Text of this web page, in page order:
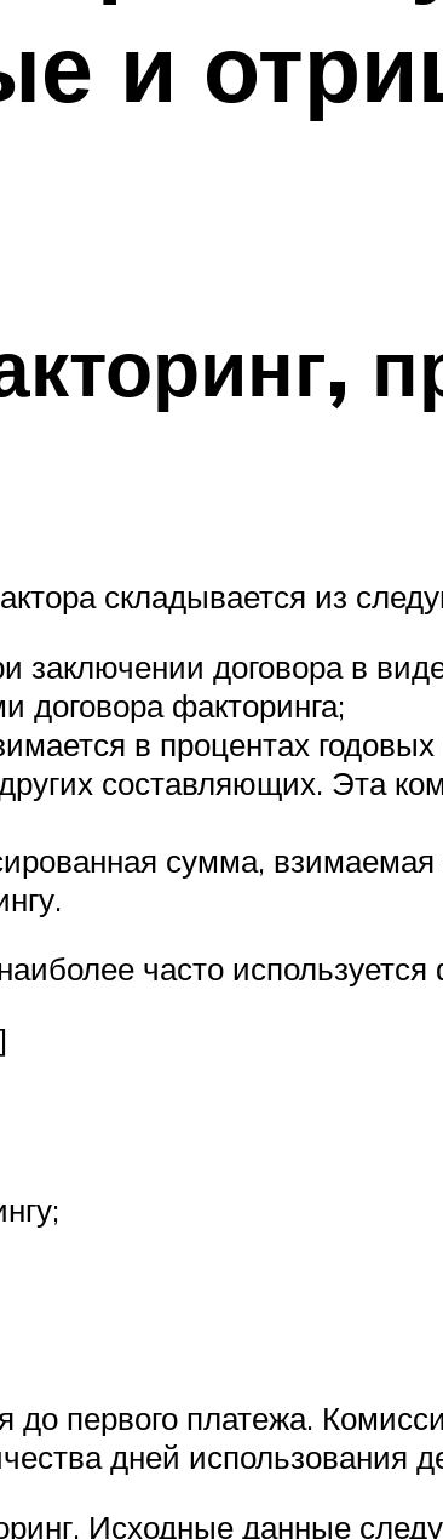
и
складывается из
заключении договора в
договора факторинга;
в процентах
составляющих. Эта
сумма,
часто
первого платежа.
дней использования
Исходные данные